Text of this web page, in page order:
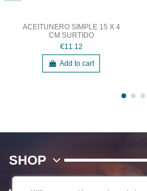
ACEITUNERO SIMPLE 15 X 4
CM SURTIDO
€11.12
Add to cart
SHOP